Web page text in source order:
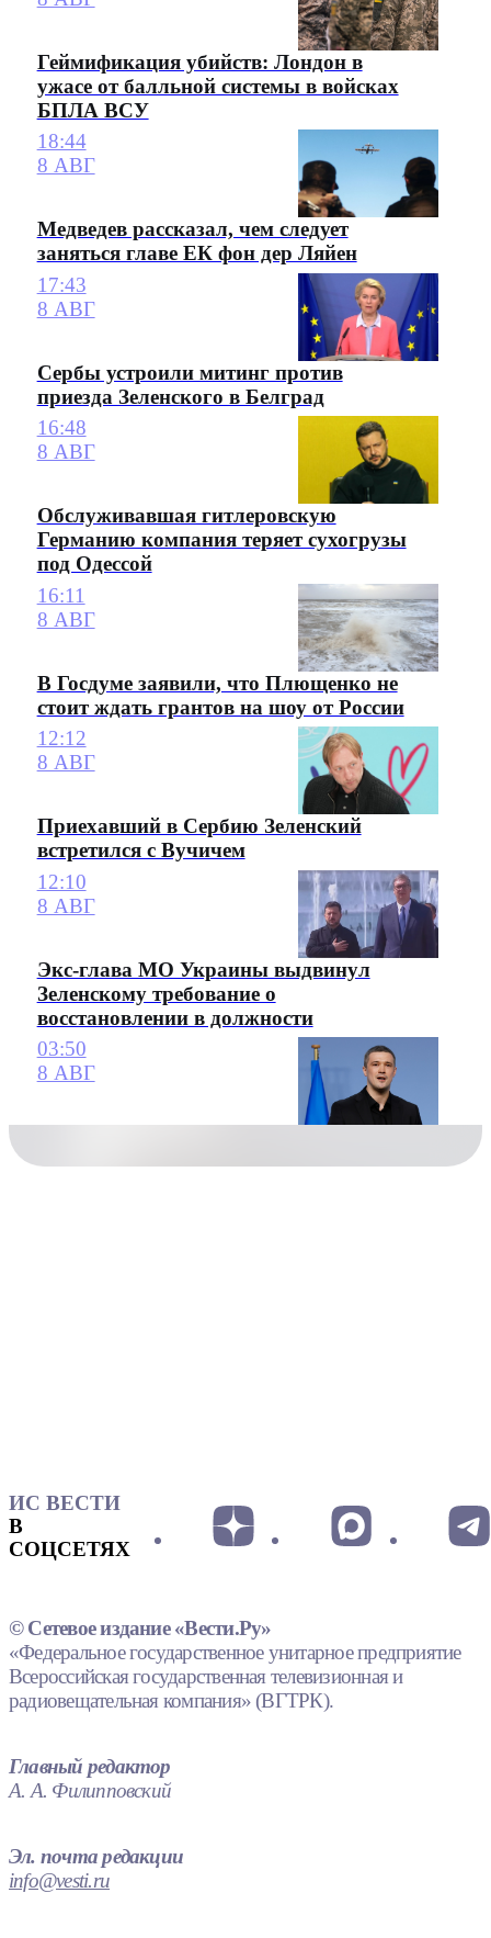
Геймификация убийств: Лондон в
ужасе от балльной системы в войсках
БПЛА ВСУ
18:44
8 АВГ
Медведев рассказал, чем следует
заняться главе ЕК фон дер Ляйен
17:43
8 АВГ
Сербы устроили митинг против
приезда Зеленского в Белград
16:48
8 АВГ
Обслуживавшая гитлеровскую
Германию компания теряет сухогрузы
под Одессой
16:11
8 АВГ
В Госдуме заявили, что Плющенко не
стоит ждать грантов на шоу от России
12:12
8 АВГ
Приехавший в Сербию Зеленский
встретился с Вучичем
12:10
8 АВГ
Экс-глава МО Украины выдвинул
Зеленскому требование о
восстановлении в должности
03:50
8 АВГ
ИС ВЕСТИ
В
СОЦСЕТЯХ
© Сетевое издание «Вести.Ру»
«Федеральное государственное унитарное предприятие
Всероссийская государственная телевизионная и
радиовещательная компания» (ВГТРК).
Главный редактор
А. А. Филипповский
Эл. почта редакции
info@vesti.ru